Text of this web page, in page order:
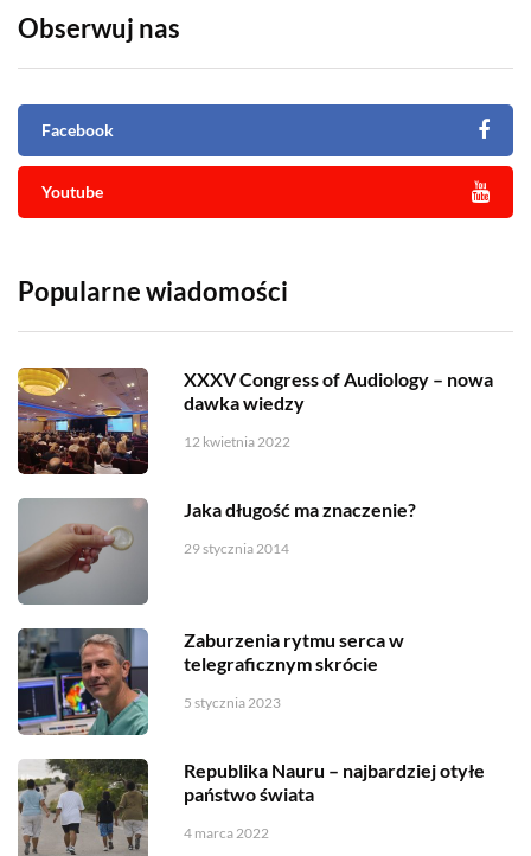
Obserwuj nas
Facebook
Youtube
Popularne wiadomości
XXXV Congress of Audiology – nowa
dawka wiedzy
12 kwietnia 2022
Jaka długość ma znaczenie?
29 stycznia 2014
Zaburzenia rytmu serca w
telegraficznym skrócie
5 stycznia 2023
Republika Nauru – najbardziej otyłe
państwo świata
4 marca 2022